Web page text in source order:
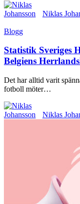
Niklas
Blogg
Statistik Sveriges
Belgiens
Det har alltid varit
fotboll möter…
Niklas